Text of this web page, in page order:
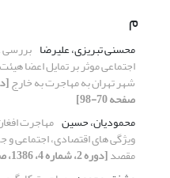
م
محسنی تبریزی، علیرضا بررسی
اجتماعی موثر بر تمایل اعضا
شهر تهران به مهاجرت به خارج
صفحه 70-98]
محمودیان، حسین مهاجرت
ویژگی های اقتصادی، اجتماعی و
مقصد[دوره 2، شماره 4، 1386، صفحه 42-69]